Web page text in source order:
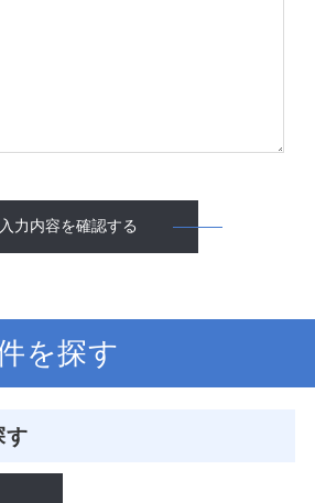
入力内容を確認する
を探す
す